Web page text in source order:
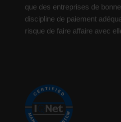
que des entreprises de
discipline de paiement
risque de faire affaire avec